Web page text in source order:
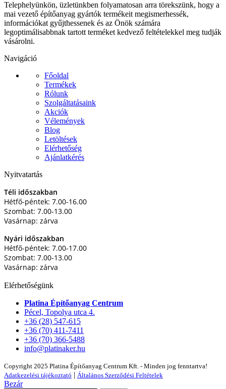
Telephelyünkön, üzletünkben folyamatosan arra törekszünk, hogy a
mai vezető építőanyag gyártók termékeit megismerhessék,
információkat gyűjthessenek és az Önök számára
legoptimálisabbnak tartott terméket kedvező feltételekkel meg tudják
vásárolni.
Navigáció
Főoldal
Termékek
Rólunk
Szolgáltatásaink
Akciók
Vélemények
Blog
Letöltések
Elérhetőség
Ajánlatkérés
Nyitvatartás
Téli időszakban
Hétfő-péntek: 7.00-16.00
Szombat: 7.00-13.00
Vasárnap: zárva
Nyári időszakban
Hétfő-péntek: 7.00-17.00
Szombat: 7.00-13.00
Vasárnap: zárva
Elérhetőségünk
Platina Építőanyag Centrum
Pécel, Topolya utca 4.
+36 (28) 547-615
+36 (70) 411-7411
+36 (70) 366-5488
info@platinaker.hu
Copyright 2025 Platina Építőanyag Centrum Kft. - Minden jog fenntartva!
Adatkezelési tájékoztató | Általános Szerződési Feltételek
Bezár